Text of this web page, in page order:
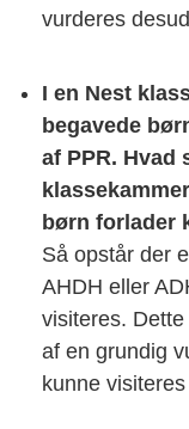
vurderes
I en Nest
begavede
af PPR. Hvad
børn forlader
Så opstår der
AHDH eller
visiteres.
af en grundig
kunne